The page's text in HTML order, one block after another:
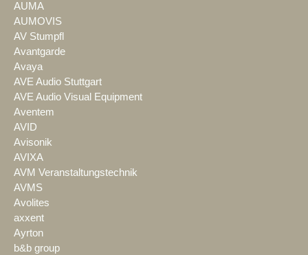
AUMA
AUMOVIS
AV Stumpfl
Avantgarde
Avaya
AVE Audio Stuttgart
AVE Audio Visual Equipment
Aventem
AVID
Avisonik
AVIXA
AVM Veranstaltungstechnik
AVMS
Avolites
axxent
Ayrton
b&b group